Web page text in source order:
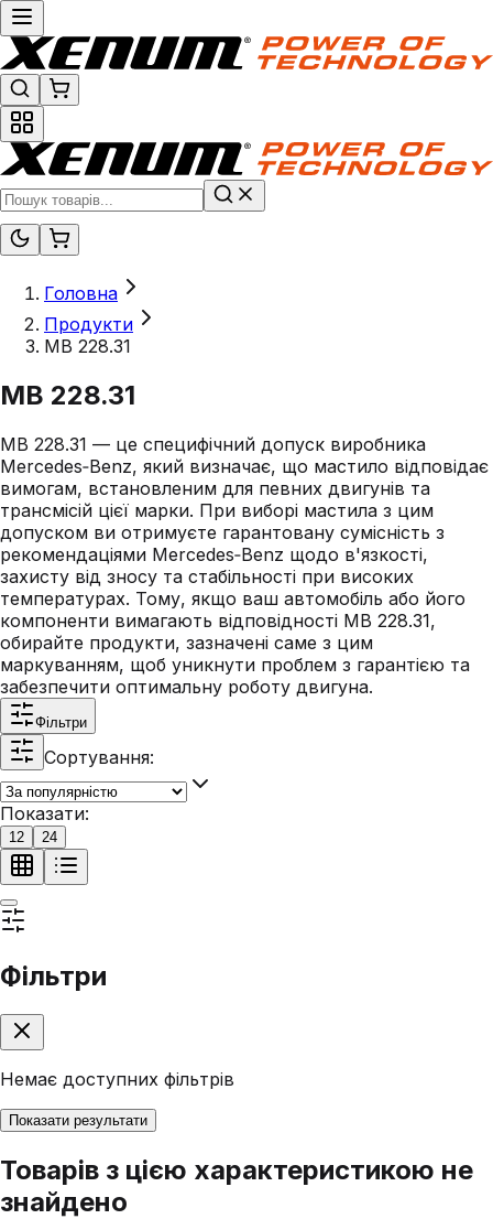
Головна
Продукти
MB 228.31
MB 228.31
MB 228.31 — це специфічний допуск виробника
Mercedes‑Benz, який визначає, що мастило відповідає
вимогам, встановленим для певних двигунів та
трансмісій цієї марки. При виборі мастила з цим
допуском ви отримуєте гарантовану сумісність з
рекомендаціями Mercedes‑Benz щодо в'язкості,
захисту від зносу та стабільності при високих
температурах. Тому, якщо ваш автомобіль або його
компоненти вимагають відповідності MB 228.31,
обирайте продукти, зазначені саме з цим
маркуванням, щоб уникнути проблем з гарантією та
забезпечити оптимальну роботу двигуна.
Фільтри
Сортування:
Показати:
12 24
Фільтри
Немає доступних фільтрів
Показати результати
Товарів з цією характеристикою не
знайдено